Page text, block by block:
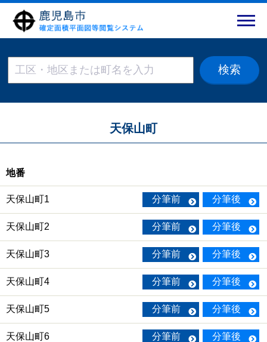
天保山町
地番
天保山町1 分筆前 分筆後
天保山町2 分筆前 分筆後
天保山町3 分筆前 分筆後
天保山町4 分筆前 分筆後
天保山町5 分筆前 分筆後
天保山町6 分筆前 分筆後